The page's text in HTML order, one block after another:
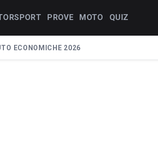
PROVE MOTO QUIZ
ECONOMICHE 2026